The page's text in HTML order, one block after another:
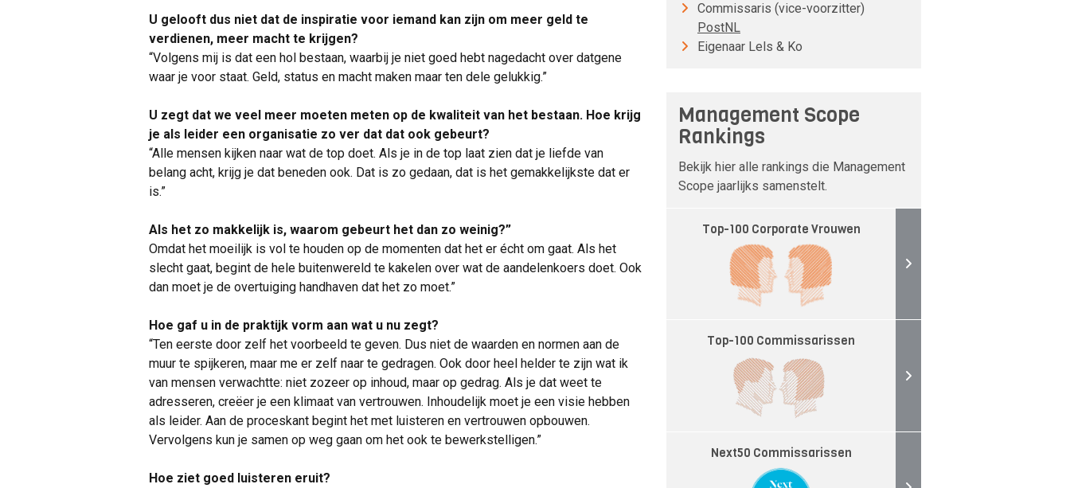
U gelooft dus niet dat de inspiratie voor iemand kan zijn om meer geld te
verdienen, meer macht te krijgen?
“Volgens mij is dat een hol bestaan, waarbij je niet goed hebt nagedacht over datgene
waar je voor staat. Geld, status en macht maken maar ten dele gelukkig.”
U zegt dat we veel meer moeten meten op de kwaliteit van het bestaan. Hoe krijg
je als leider een organisatie zo ver dat dat ook gebeurt?
“Alle mensen kijken naar wat de top doet. Als je in de top laat zien dat je liefde van
belang acht, krijg je dat beneden ook. Dat is zo gedaan, dat is het gemakkelijkste dat er
is.”
Als het zo makkelijk is, waarom gebeurt het dan zo weinig?”
Omdat het moeilijk is vol te houden op de momenten dat het er écht om gaat. Als het
slecht gaat, begint de hele buitenwereld te kakelen over wat de aandelenkoers doet. Ook
dan moet je de overtuiging handhaven dat het zo moet.”
Hoe gaf u in de praktijk vorm aan wat u nu zegt?
“Ten eerste door zelf het voorbeeld te geven. Dus niet de waarden en normen aan de
muur te spijkeren, maar me er zelf naar te gedragen. Ook door heel helder te zijn wat ik
van mensen verwachtte: niet zozeer op inhoud, maar op gedrag. Als je dat weet te
adresseren, creëer je een klimaat van vertrouwen. Inhoudelijk moet je een visie hebben
als leider. Aan de proceskant begint het met luisteren en vertrouwen opbouwen.
Vervolgens kun je samen op weg gaan om het ook te bewerkstelligen.”
Hoe ziet goed luisteren eruit?
Commissaris (vice-voorzitter)
PostNL
Eigenaar Lels & Ko
Management Scope
Rankings
Bekijk hier alle rankings die Management
Scope jaarlijks samenstelt.
Top-100 Corporate Vrouwen
Top-100 Commissarissen
Next50 Commissarissen